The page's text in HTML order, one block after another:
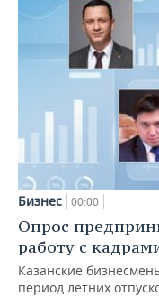
Бизнес 00:00
Опрос
работу с
Казанские
период летних